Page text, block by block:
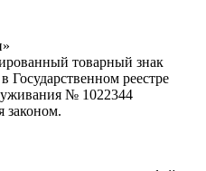
товарный знак
Государственном реестре
№ 1022344
законом.